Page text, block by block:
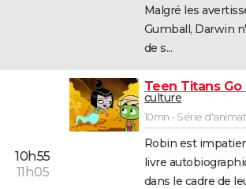
Malgré les
Gumball, Darwin
de s...
10h55
11h05
Teen Titans Go
culture
10mn - Série
Robin est
livre
dans le cadre de